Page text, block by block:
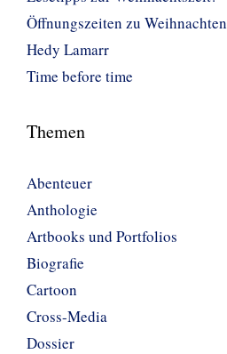
Öffnungszeiten zu Weihnachten
Hedy Lamarr
Time before time
Themen
Abenteuer
Anthologie
Artbooks und Portfolios
Biografie
Cartoon
Cross-Media
Dossier